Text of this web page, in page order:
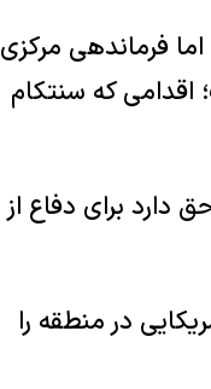
فرماندهی مرکزی
که سنتکام
دارد برای دفاع از
در منطقه را